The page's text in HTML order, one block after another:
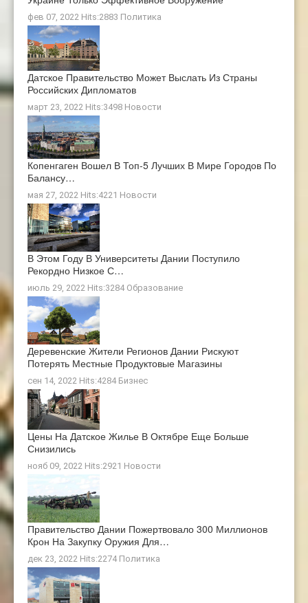
фев 07, 2022 Hits:2883 Политика
Датское Правительство Может Выслать Из Страны
Российских Дипломатов
март 23, 2022 Hits:3498 Новости
Копенгаген Вошел В Топ-5 Лучших В Мире Городов По
Балансу…
мая 27, 2022 Hits:4221 Новости
В Этом Году В Университеты Дании Поступило
Рекордно Низкое С…
июль 29, 2022 Hits:3284 Образование
Деревенские Жители Регионов Дании Рискуют
Потерять Местные Продуктовые Магазины
сен 14, 2022 Hits:4284 Бизнес
Цены На Датское Жилье В Октябре Еще Больше
Снизились
нояб 09, 2022 Hits:2921 Новости
Правительство Дании Пожертвовало 300 Миллионов
Крон На Закупку Оружия Для…
дек 23, 2022 Hits:2274 Политика